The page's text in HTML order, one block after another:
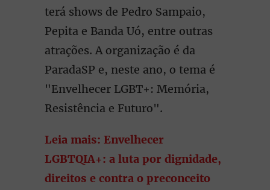
terá shows de Pedro Sampaio,
Pepita e Banda Uó, entre outras
atrações. A organização é da
ParadaSP e, neste ano, o tema é
"Envelhecer LGBT+: Memória,
Resistência e Futuro".
Leia mais: Envelhecer
LGBTQIA+: a luta por dignidade,
direitos e contra o preconceito